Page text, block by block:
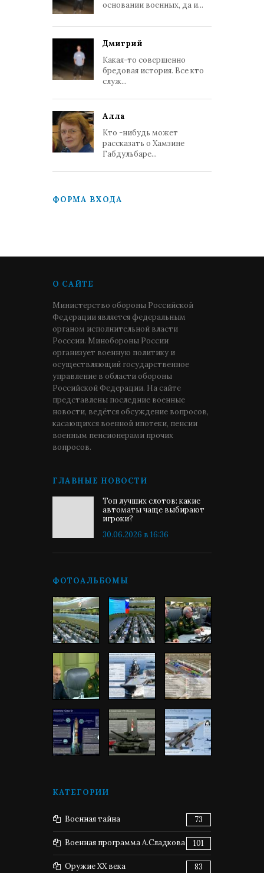
основании военных, да и...
Дмитрий
Какая-то совершенно
бредовая история. Все кто
служ...
Алла
Кто -нибудь может
рассказать о Хамзине
Габдульбаре...
ФОРМА ВХОДА
О САЙТЕ
Министерство обороны Российской
Федерации является федеральным
органом исполнительной власти
Росссии. Минобороны России
организует военную политику и
осуществляющий государственное
управление в области обороны
Российской Федерации. На сайте
представлены последние военные
новости, ведётся обсуждение вопросов,
касающихся военной ипотеки, пенсии
военным пенсионерами прочих
вопросов.
ГЛАВНЫЕ НОВОСТИ
Топ лучших слотов: какие
автоматы чаще выбирают
игроки?
30.06.2026 в 16:36
ФОТОАЛЬБОМЫ
КАТЕГОРИИ
Военная тайна 73
Военная программа А.Сладкова 101
Оружие XX века 83